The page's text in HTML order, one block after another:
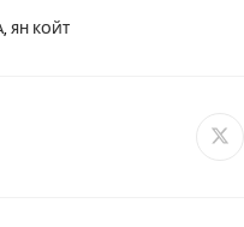
ЯН КОЙТ